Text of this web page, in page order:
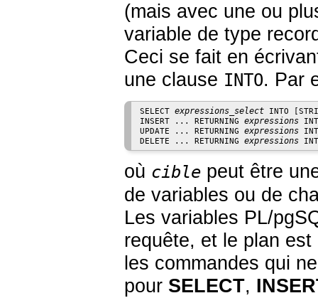
(mais avec une ou
variable de type
Ceci se fait en
une clause INTO. Par
SELECT expressions_select INTO [
INSERT ... RETURNING expressions
UPDATE ... RETURNING expressions
DELETE ... RETURNING expressions
où cible peut être
de variables ou de
Les variables PL/
requête, et le plan
les commandes qui
pour SELECT,